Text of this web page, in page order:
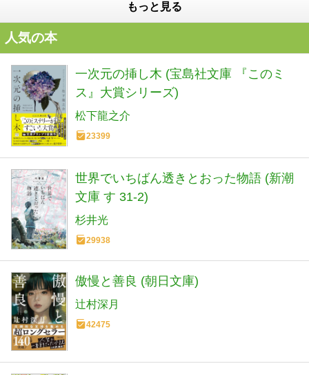
もっと見る
人気の本
一次元の挿し木 (宝島社文庫 『このミ
ス』大賞シリーズ)
松下龍之介
23399
世界でいちばん透きとおった物語 (新潮
文庫 す 31-2)
杉井光
29938
傲慢と善良 (朝日文庫)
辻村深月
42475